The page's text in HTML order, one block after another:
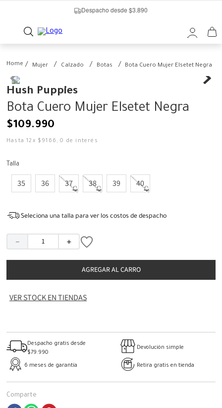
Despacho desde $3.890
Mujer Calzado Botas Bota Cuero Mujer Elsetet Negra
Hush Puppies
Bota Cuero Mujer Elsetet Negra
$109.990
Hasta12 x $ 9166 ,0 de interés
Talla
35 36 37 38 39 40
Seleciona una talla para ver los costos de despacho
＋
－
AGREGAR AL CARRO
VER STOCK EN TIENDAS
Despacho gratis desde
$79.990
Devolución simple
6 meses de garantía Retira gratis en tienda
Comparte